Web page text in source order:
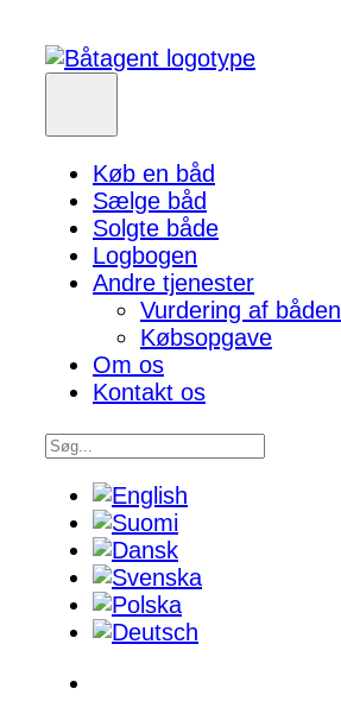
Køb en båd
Sælge båd
Solgte både
Logbogen
Andre tjenester
Vurdering af båden
Købsopgave
Om os
Kontakt os